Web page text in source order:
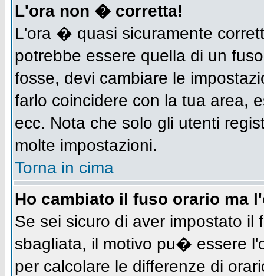
L'ora non � corretta!
L'ora � quasi sicuramente
potrebbe essere quella di un
fosse, devi cambiare le
farlo coincidere con la tua area,
ecc. Nota che solo gli utenti
molte impostazioni.
Torna in cima
Ho cambiato il fuso orario ma
Se sei sicuro di aver impostato
sbagliata, il motivo pu� essere
per calcolare le differenze di